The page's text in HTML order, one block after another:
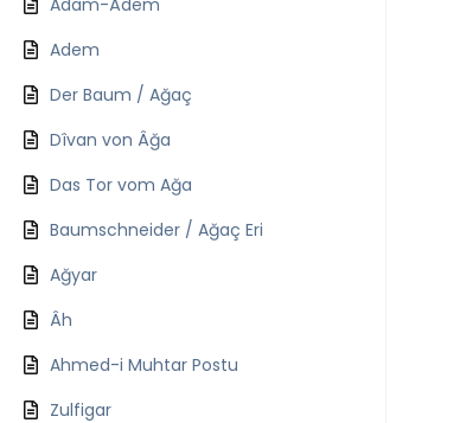
Adem
Der Baum / Ağaç
Dîvan von Âğa
Das Tor vom Ağa
Baumschneider / Ağaç Eri
Ağyar
Âh
Ahmed-i Muhtar Postu
Zulfigar